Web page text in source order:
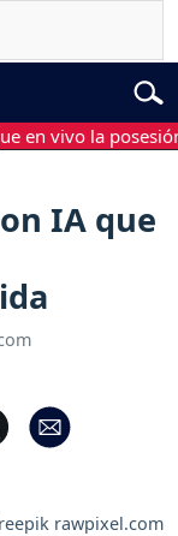
vivo la posesión
IA que
rawpixel.com